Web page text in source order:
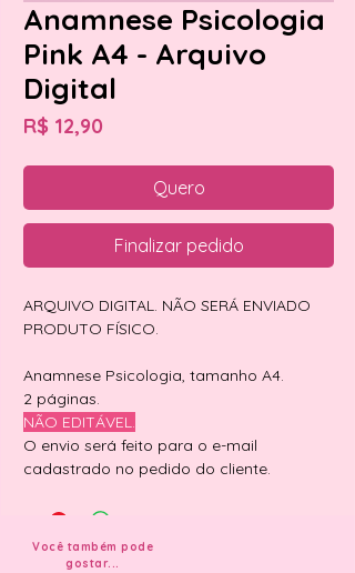
Anamnese Psicologia
Pink A4 - Arquivo
Digital
R$ 12,90
Quero
Finalizar pedido
ARQUIVO DIGITAL. NÃO SERÁ ENVIADO
PRODUTO FÍSICO.
Anamnese Psicologia, tamanho A4.
2 páginas.
NÃO EDITÁVEL.
O envio será feito para o e-mail
cadastrado no pedido do cliente.
Você também pode
gostar...